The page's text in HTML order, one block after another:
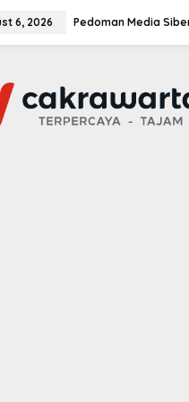
6, 2026 Pedoman Media